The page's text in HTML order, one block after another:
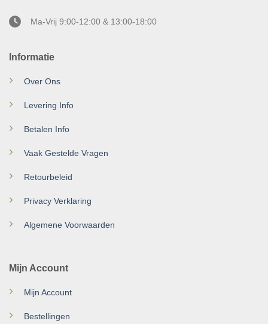
Informatie
Over Ons
Levering Info
Betalen Info
Vaak Gestelde Vragen
Retourbeleid
Privacy Verklaring
Algemene Voorwaarden
Mijn Account
Mijn Account
Bestellingen
Ma-Vrij 9:00-12:00 & 13:00-18:00